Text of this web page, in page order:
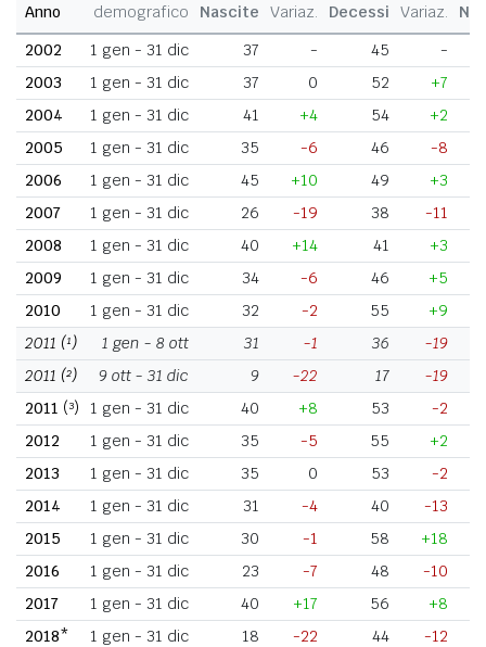
Anno
demografico
Nascite Variaz. Decessi Variaz.
2002
1 gen - 31 dic 37 - 45
-
2003
1 gen - 31 dic 37 0 52
+7
2004
1 gen - 31 dic 41 +4 54
+2
2005
1 gen - 31 dic 35 -6 46
-8
2006
1 gen - 31 dic 45 +10 49
+3
2007
1 gen - 31 dic 26 -19 38
-11
2008
1 gen - 31 dic 40 +14 41
+3
2009
1 gen - 31 dic 34 -6 46
+5
2010
1 gen - 31 dic 32 -2 55
+9
2011 (¹) 1 gen - 8 ott 31 -1 36
-19
2011 (²) 9 ott - 31 dic 9 -22 17
-19
2011 (³) 1 gen - 31 dic 40 +8 53
-2
2012
1 gen - 31 dic 35 -5 55
+2
2013
1 gen - 31 dic 35 0 53
-2
2014
1 gen - 31 dic 31 -4 40
-13
2015
1 gen - 31 dic 30 -1 58
+18
2016
1 gen - 31 dic 23 -7 48
-10
2017
1 gen - 31 dic 40 +17 56
+8
2018*
1 gen - 31 dic 18 -22 44
-12